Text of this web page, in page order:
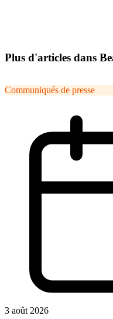
Plus d'articles dans
Communiqués de presse
3 août 2026